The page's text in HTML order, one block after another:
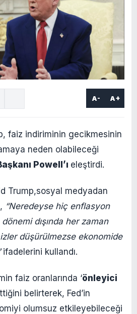
A- A+
faiz indiriminin gecikmesinin
neden olabileceği
Powell’ı eleştirdi.
Trump,sosyal medyadan
“Neredeyse hiç enflasyon
dışında her zaman
düşürülmezse ekonomide
ifadelerini kullandı.
faiz oranlarında ‘önleyici
belirterek, Fed’in
olumsuz etkileyebileceği